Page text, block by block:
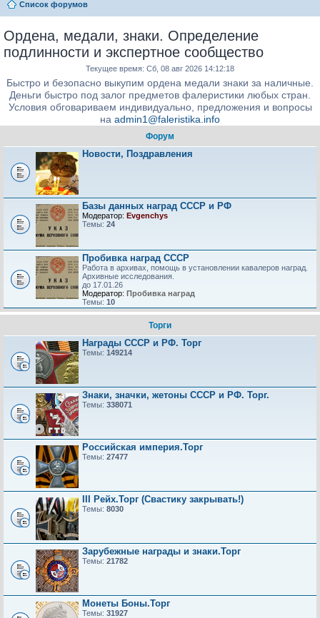
Список форумов
Ордена, медали, знаки. Определение
подлинности и экспертное сообщество
Текущее время: Сб, 08 авг 2026 14:12:18
Быстро и безопасно выкупим ордена медали знаки за наличные.
Деньги быстро под залог предметов фалеристики любых стран.
Условия обговариваем индивидуально, предложения и вопросы
на admin1@faleristika.info
Форум
Новости, Поздравления
Базы данных наград СССР и РФ
Модератор: Evgenchys
Темы: 24
Пробивка наград СССР
Работа в архивах, помощь в установлении кавалеров наград.
Архивные исследования.
до 17.01.26
Модератор: Пробивка наград
Темы: 10
Торги
Награды СССР и РФ. Торг
Темы: 149214
Знаки, значки, жетоны СССР и РФ. Торг.
Темы: 338071
Российская империя.Торг
Темы: 27477
III Рейх.Торг (Свастику закрывать!)
Темы: 8030
Зарубежные награды и знаки.Торг
Темы: 21782
Монеты Боны.Торг
Темы: 31927